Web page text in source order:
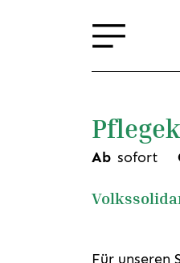
Ab sofort
Für unseren